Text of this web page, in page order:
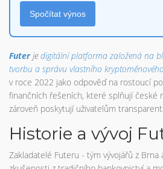
Spočítat výnos
Futerje digitální platforma založená na
tvorbu a správu vlastního
v roce 2022 jako odpověď na rostoucí
finančních řešeních, které splňují české
zároveň poskytují uživatelům
Historie a vývoj
Zakladatelé Futeru - tým vývojářů z Brna